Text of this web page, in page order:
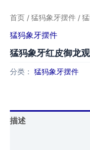
首页 / 猛犸象牙摆件 /
猛犸象牙摆件
猛犸象牙红皮御龙
分类： 猛犸象牙摆件
描述